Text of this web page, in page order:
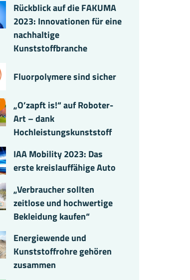
Rückblick auf die FAKUMA
2023: Innovationen für eine
nachhaltige
Kunststoffbranche
Fluorpolymere sind sicher
„O’zapft is!“ auf Roboter-
Art – dank
Hochleistungskunststoff
IAA Mobility 2023: Das
erste kreislauffähige Auto
„Verbraucher sollten
zeitlose und hochwertige
Bekleidung kaufen“
Energiewende und
Kunststoffrohre gehören
zusammen